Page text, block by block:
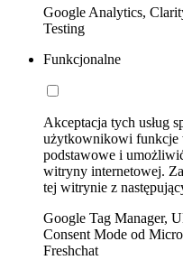
Google Analytics,
Testing
Funkcjonalne
Akceptacja tych usług
użytkownikowi funkcje
podstawowe i
witryny internetowej.
tej witrynie z
Google Tag Manager,
Consent Mode od
Freshchat